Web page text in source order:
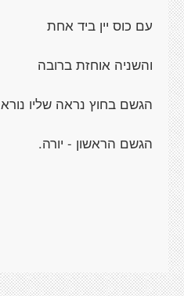
עם כוס יין ביד אחת
והשניה אוחזת ברובה
הגשם בחוץ נראה שליו נורא
הגשם הראשון - יורה.